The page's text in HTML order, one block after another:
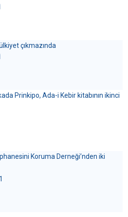
çıkmazında
Prinkipo, Ada-i Kebir kitabının ikinci
Koruma Derneği’nden iki